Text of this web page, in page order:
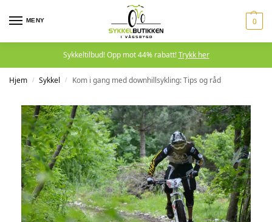
MENY 0
Sykkeltilbud! Opp mot 44% rabatt!Trykk her
Hjem / Sykkel / Kom i gang med downhillsykling: Tips og råd